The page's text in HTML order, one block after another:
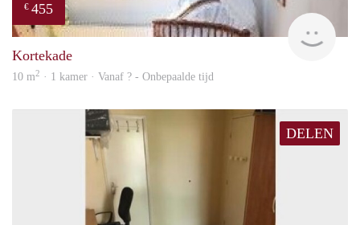
€ 455
Kortekade
10 m2 · 1 kamer · Vanaf ? - Onbepaalde tijd
DELEN